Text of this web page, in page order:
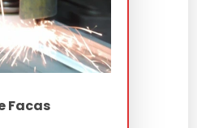
Facas